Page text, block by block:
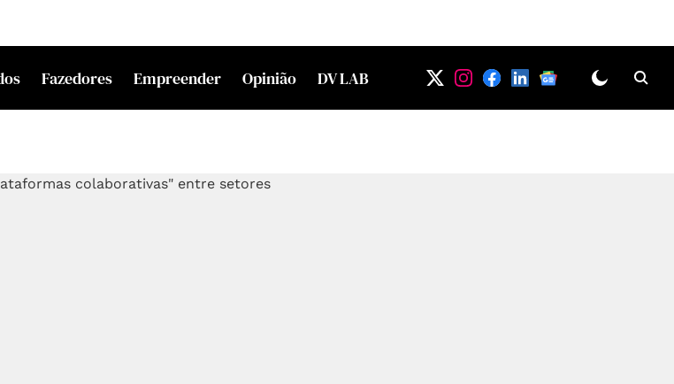
Fazedores Empreender Opinião DV LAB